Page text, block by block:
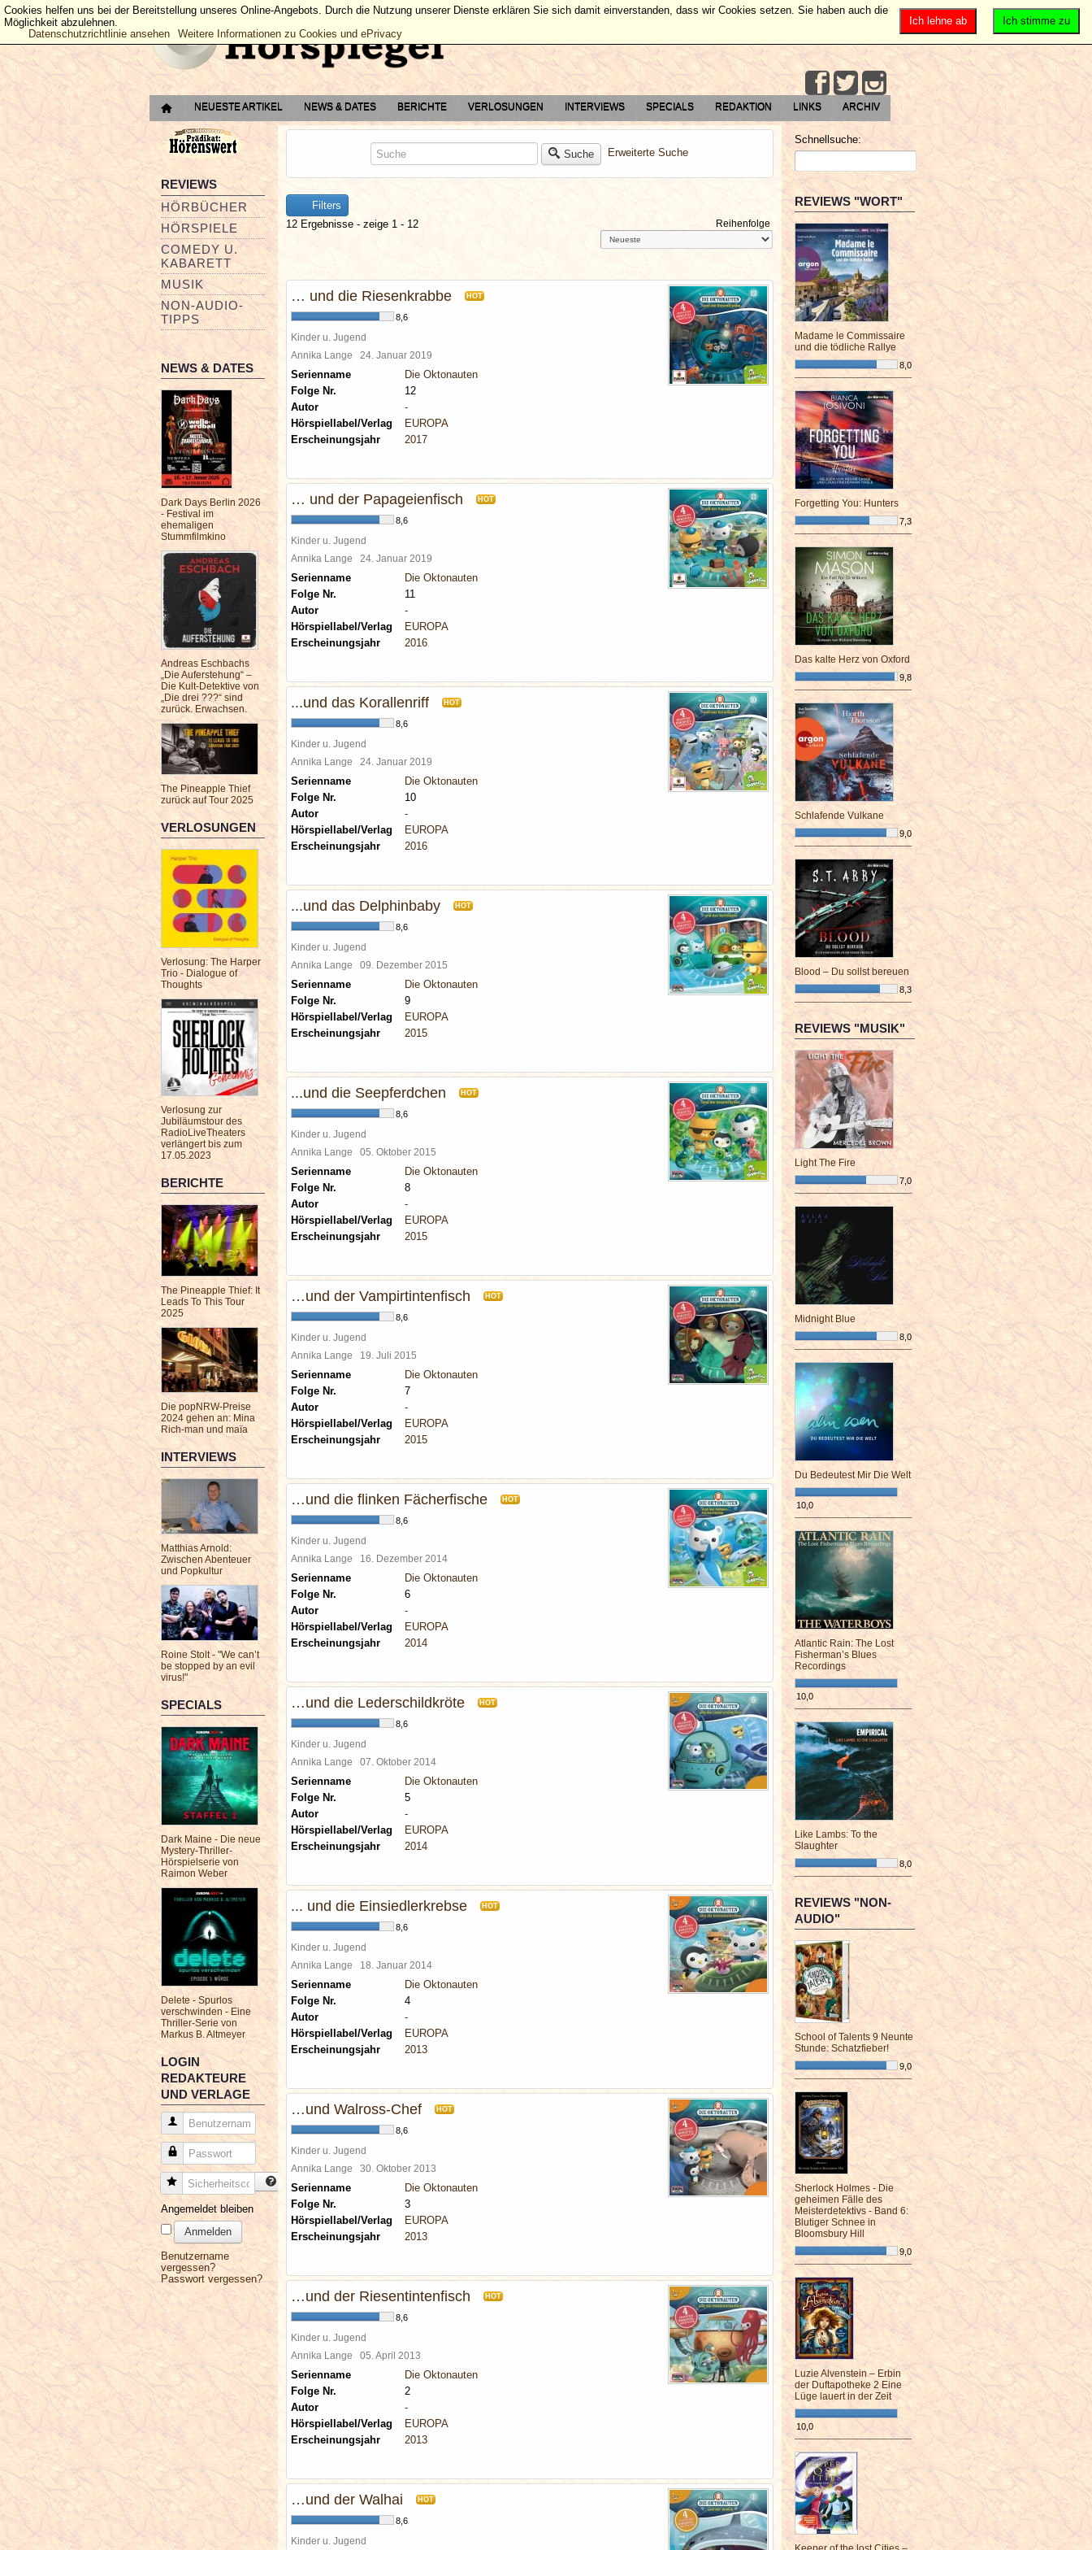
NEUESTE ARTIKEL NEWS & DATES BERICHTE VERLOSUNGEN INTERVIEWS SPECIALS REDAKTION LINKS ARCHIV
REVIEWS
HÖRBÜCHER
HÖRSPIELE
COMEDY U.
KABARETT
MUSIK
NON-AUDIO-
TIPPS
NEWS & DATES
Dark Days Berlin 2026
- Festival im
ehemaligen
Stummfilmkino
Andreas Eschbachs
„Die Auferstehung“ –
Die Kult-Detektive von
„Die drei ???“ sind
zurück. Erwachsen.
The Pineapple Thief
zurück auf Tour 2025
VERLOSUNGEN
Verlosung: The Harper
Trio - Dialogue of
Thoughts
Verlosung zur
Jubiläumstour des
RadioLiveTheaters
verlängert bis zum
17.05.2023
BERICHTE
The Pineapple Thief: It
Leads To This Tour
2025
Die popNRW-Preise
2024 gehen an: Mina
Rich-man und maïa
INTERVIEWS
Matthias Arnold:
Zwischen Abenteuer
und Popkultur
Roine Stolt - "We can’t
be stopped by an evil
virus!"
SPECIALS
Dark Maine - Die neue
Mystery-Thriller-
Hörspielserie von
Raimon Weber
Delete - Spurlos
verschwinden - Eine
Thriller-Serie von
Markus B. Altmeyer
LOGIN
REDAKTEURE
UND VERLAGE
Benutzername
Passwort
Sicherheitscode
Angemeldet bleiben
Anmelden
Benutzername
vergessen?
Passwort vergessen?
Suche Erweiterte Suche
Filters
12 Ergebnisse - zeige 1 - 12
Reihenfolge
… und die Riesenkrabbe HOT
8,6
Kinder u. Jugend
Annika Lange 24. Januar 2019
Serienname
Die Oktonauten
Folge Nr.
12
Autor
-
Hörspiellabel/Verlag
EUROPA
Erscheinungsjahr
2017
… und der Papageienfisch HOT
8,6
Kinder u. Jugend
Annika Lange 24. Januar 2019
Serienname
Die Oktonauten
Folge Nr.
11
Autor
-
Hörspiellabel/Verlag
EUROPA
Erscheinungsjahr
2016
...und das Korallenriff HOT
8,6
Kinder u. Jugend
Annika Lange 24. Januar 2019
Serienname
Die Oktonauten
Folge Nr.
10
Autor
-
Hörspiellabel/Verlag
EUROPA
Erscheinungsjahr
2016
...und das Delphinbaby HOT
8,6
Kinder u. Jugend
Annika Lange 09. Dezember 2015
Serienname
Die Oktonauten
Folge Nr.
9
Hörspiellabel/Verlag
EUROPA
Erscheinungsjahr
2015
...und die Seepferdchen HOT
8,6
Kinder u. Jugend
Annika Lange 05. Oktober 2015
Serienname
Die Oktonauten
Folge Nr.
8
Autor
-
Hörspiellabel/Verlag
EUROPA
Erscheinungsjahr
2015
…und der Vampirtintenfisch HOT
8,6
Kinder u. Jugend
Annika Lange 19. Juli 2015
Serienname
Die Oktonauten
Folge Nr.
7
Autor
-
Hörspiellabel/Verlag
EUROPA
Erscheinungsjahr
2015
…und die flinken Fächerfische HOT
8,6
Kinder u. Jugend
Annika Lange 16. Dezember 2014
Serienname
Die Oktonauten
Folge Nr.
6
Autor
-
Hörspiellabel/Verlag
EUROPA
Erscheinungsjahr
2014
…und die Lederschildkröte HOT
8,6
Kinder u. Jugend
Annika Lange 07. Oktober 2014
Serienname
Die Oktonauten
Folge Nr.
5
Autor
-
Hörspiellabel/Verlag
EUROPA
Erscheinungsjahr
2014
... und die Einsiedlerkrebse HOT
8,6
Kinder u. Jugend
Annika Lange 18. Januar 2014
Serienname
Die Oktonauten
Folge Nr.
4
Autor
-
Hörspiellabel/Verlag
EUROPA
Erscheinungsjahr
2013
…und Walross-Chef HOT
8,6
Kinder u. Jugend
Annika Lange 30. Oktober 2013
Serienname
Die Oktonauten
Folge Nr.
3
Hörspiellabel/Verlag
EUROPA
Erscheinungsjahr
2013
…und der Riesentintenfisch HOT
8,6
Kinder u. Jugend
Annika Lange 05. April 2013
Serienname
Die Oktonauten
Folge Nr.
2
Autor
-
Hörspiellabel/Verlag
EUROPA
Erscheinungsjahr
2013
…und der Walhai HOT
8,6
Kinder u. Jugend
Schnellsuche:
REVIEWS "WORT"
Madame le Commissaire
und die tödliche Rallye
8,0
¯¯¯¯¯¯¯¯¯¯¯¯¯¯¯¯¯¯¯¯¯¯¯¯
Forgetting You: Hunters
7,3
¯¯¯¯¯¯¯¯¯¯¯¯¯¯¯¯¯¯¯¯¯¯¯¯
Das kalte Herz von Oxford
9,8
¯¯¯¯¯¯¯¯¯¯¯¯¯¯¯¯¯¯¯¯¯¯¯¯
Schlafende Vulkane
9,0
¯¯¯¯¯¯¯¯¯¯¯¯¯¯¯¯¯¯¯¯¯¯¯¯
Blood – Du sollst bereuen
8,3
¯¯¯¯¯¯¯¯¯¯¯¯¯¯¯¯¯¯¯¯¯¯¯¯
REVIEWS "MUSIK"
Light The Fire
7,0
¯¯¯¯¯¯¯¯¯¯¯¯¯¯¯¯¯¯¯¯¯¯¯¯
Midnight Blue
8,0
¯¯¯¯¯¯¯¯¯¯¯¯¯¯¯¯¯¯¯¯¯¯¯¯
Du Bedeutest Mir Die Welt
10,0
¯¯¯¯¯¯¯¯¯¯¯¯¯¯¯¯¯¯¯¯¯¯¯¯
Atlantic Rain: The Lost
Fisherman’s Blues
Recordings
10,0
¯¯¯¯¯¯¯¯¯¯¯¯¯¯¯¯¯¯¯¯¯¯¯¯
Like Lambs: To the
Slaughter
8,0
¯¯¯¯¯¯¯¯¯¯¯¯¯¯¯¯¯¯¯¯¯¯¯¯
REVIEWS "NON-
AUDIO"
School of Talents 9 Neunte
Stunde: Schatzfieber!
9,0
¯¯¯¯¯¯¯¯¯¯¯¯¯¯¯¯¯¯¯¯¯¯¯¯
Sherlock Holmes - Die
geheimen Fälle des
Meisterdetektivs - Band 6:
Blutiger Schnee in
Bloomsbury Hill
9,0
¯¯¯¯¯¯¯¯¯¯¯¯¯¯¯¯¯¯¯¯¯¯¯¯
Luzie Alvenstein – Erbin
der Duftapotheke 2 Eine
Lüge lauert in der Zeit
10,0
¯¯¯¯¯¯¯¯¯¯¯¯¯¯¯¯¯¯¯¯¯¯¯¯
Ich stimme zu
Ich lehne ab
Cookies helfen uns bei der Bereitstellung unseres Online-Angebots. Durch die Nutzung unserer Dienste erklären Sie sich damit einverstanden, dass wir Cookies setzen. Sie haben auch die
Möglichkeit abzulehnen.
Datenschutzrichtlinie ansehen
Weitere Informationen zu Cookies und ePrivacy